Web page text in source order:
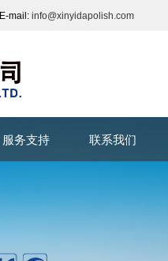
E-mail: info@xinyidapolish.com
服务支持 联系我们